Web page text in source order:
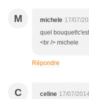
M michele 17/07/
quel
<br /> michele
Répondre
C celine 17/07/